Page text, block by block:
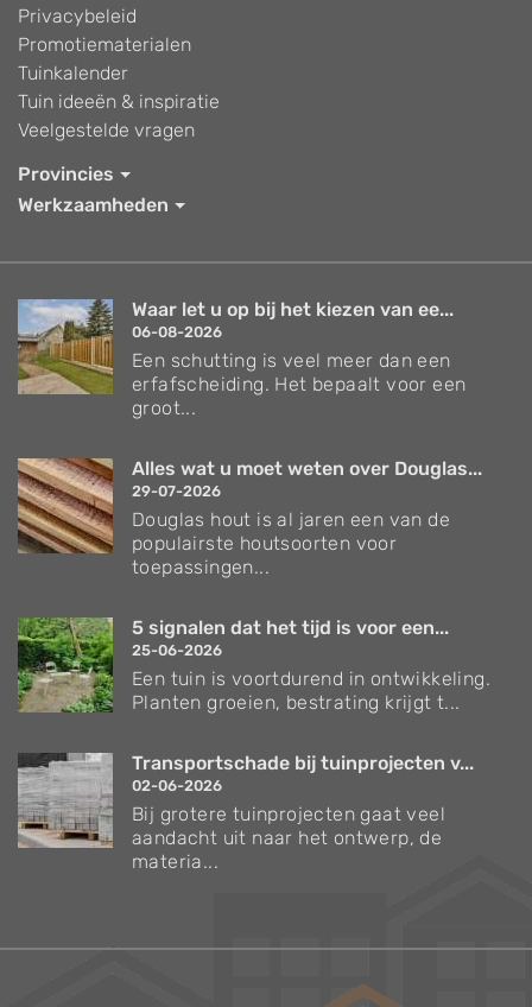
Privacybeleid
Promotiematerialen
Tuinkalender
Tuin ideeën & inspiratie
Veelgestelde vragen
Provincies
Werkzaamheden
Waar let u op bij het kiezen van ee...
06-08-2026
Een schutting is veel meer dan een
erfafscheiding. Het bepaalt voor een
groot...
Alles wat u moet weten over Douglas...
29-07-2026
Douglas hout is al jaren een van de
populairste houtsoorten voor
toepassingen...
5 signalen dat het tijd is voor een...
25-06-2026
Een tuin is voortdurend in ontwikkeling.
Planten groeien, bestrating krijgt t...
Transportschade bij tuinprojecten v...
02-06-2026
Bij grotere tuinprojecten gaat veel
aandacht uit naar het ontwerp, de
materia...
Verzorgingstips voor bomen en planten
Inspiratie voor uw tuin en terras